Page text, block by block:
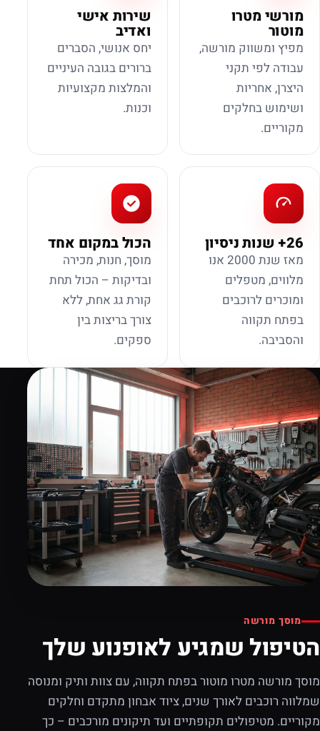
מורשי מטרו
מוטור
מפיץ ומשווק מורשה,
עבודה לפי תקני
היצרן, אחריות
ושימוש בחלקים
מקוריים.
שירות אישי
ואדיב
יחס אנושי, הסברים
ברורים בגובה העיניים
והמלצות מקצועיות
וכנות.
26+ שנות ניסיון
מאז שנת 2000 אנו
מלווים, מטפלים
ומוכרים לרוכבים
בפתח תקווה
והסביבה.
הכול במקום אחד
מוסך, חנות, מכירה
ובדיקות – הכול תחת
קורת גג אחת, ללא
צורך בריצות בין
ספקים.
מוסך מורשה
הטיפול שמגיע לאופנוע שלך
מוסך מורשה מטרו מוטור בפתח תקווה, עם צוות ותיק ומנוסה
שמלווה רוכבים לאורך שנים, ציוד אבחון מתקדם וחלקים
מקוריים. מטיפולים תקופתיים ועד תיקונים מורכבים – כך